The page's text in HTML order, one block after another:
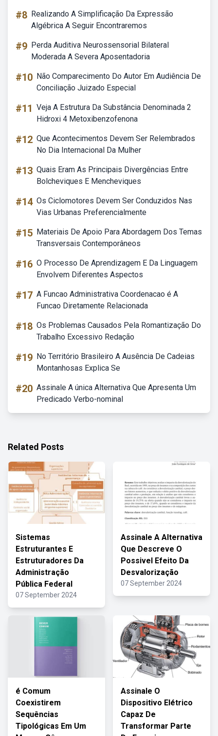
#8 Realizando A Simplificação Da Expressão
Algébrica A Seguir Encontraremos
#9 Perda Auditiva Neurossensorial Bilateral
Moderada A Severa Aposentadoria
#10 Não Comparecimento Do Autor Em Audiência De
Conciliação Juizado Especial
#11 Veja A Estrutura Da Substância Denominada 2
Hidroxi 4 Metoxibenzofenona
#12 Que Acontecimentos Devem Ser Relembrados
No Dia Internacional Da Mulher
#13 Quais Eram As Principais Divergências Entre
Bolcheviques E Mencheviques
#14 Os Ciclomotores Devem Ser Conduzidos Nas
Vias Urbanas Preferencialmente
#15 Materiais De Apoio Para Abordagem Dos Temas
Transversais Contemporâneos
#16 O Processo De Aprendizagem E Da Linguagem
Envolvem Diferentes Aspectos
#17 A Funcao Administrativa Coordenacao é A
Funcao Diretamente Relacionada
#18 Os Problemas Causados Pela Romantização Do
Trabalho Excessivo Redação
#19 No Território Brasileiro A Ausência De Cadeias
Montanhosas Explica Se
#20 Assinale A única Alternativa Que Apresenta Um
Predicado Verbo-nominal
Related Posts
Sistemas
Estruturantes E
Estruturadores Da
Administração
Pública Federal
07 September 2024
Assinale A Alternativa
Que Descreve O
Possivel Efeito Da
Desvalorização
07 September 2024
é Comum
Coexistirem
Sequências
Tipológicas Em Um
Assinale O
Dispositivo Elétrico
Capaz De
Transformar Parte